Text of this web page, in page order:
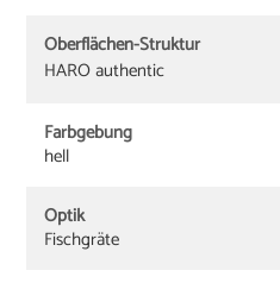
Oberflächen-Struktur
HARO authentic
Farbgebung
hell
Optik
Fischgräte